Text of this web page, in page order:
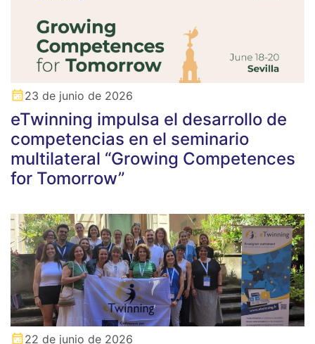
23 de junio de 2026
eTwinning impulsa el desarrollo de
competencias en el seminario
multilateral “Growing Competences
for Tomorrow”
22 de junio de 2026